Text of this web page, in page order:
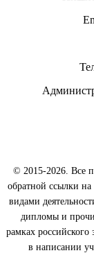
© 2015-2026. Все
обратной ссылки
видами
дипломы и
рамках российского
в написании